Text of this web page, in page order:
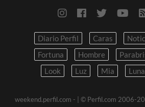
Diario Perfil Caras
Fortuna
Hombre
Look
Luz Mia
weekend.perfil.com -
| © Perfil.com 2006-